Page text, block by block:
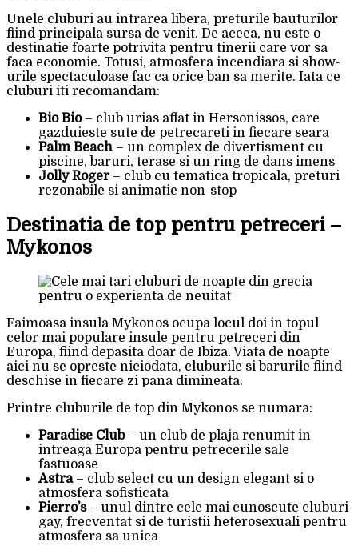
Unele cluburi au intrarea libera, preturile bauturilor
fiind principala sursa de venit. De aceea, nu este o
destinatie foarte potrivita pentru tinerii care vor sa
faca economie. Totusi, atmosfera incendiara si show-
urile spectaculoase fac ca orice ban sa merite. Iata ce
cluburi iti recomandam:
Bio Bio– club urias aflat in Hersonissos, care
gazduieste sute de petrecareti in fiecare seara
Palm Beach – un complex de divertisment cu
piscine, baruri, terase si un ring de dans imens
Jolly Roger – club cu tematica tropicala, preturi
rezonabile si animatie non-stop
Destinatia de top pentru petreceri –
Mykonos
Faimoasa insula Mykonos ocupa locul doi in topul
celor mai populare insule pentru petreceri din
Europa, fiind depasita doar de Ibiza. Viata de noapte
aici nu se opreste niciodata, cluburile si barurile fiind
deschise in fiecare zi pana dimineata.
Printre cluburile de top din Mykonos se numara:
Paradise Club– un club de plaja renumit in
intreaga Europa pentru petrecerile sale
fastuoase
Astra– club select cu un design elegant si o
atmosfera sofisticata
Pierro’s– unul dintre cele mai cunoscute cluburi
gay, frecventat si de turistii heterosexuali pentru
atmosfera sa unica